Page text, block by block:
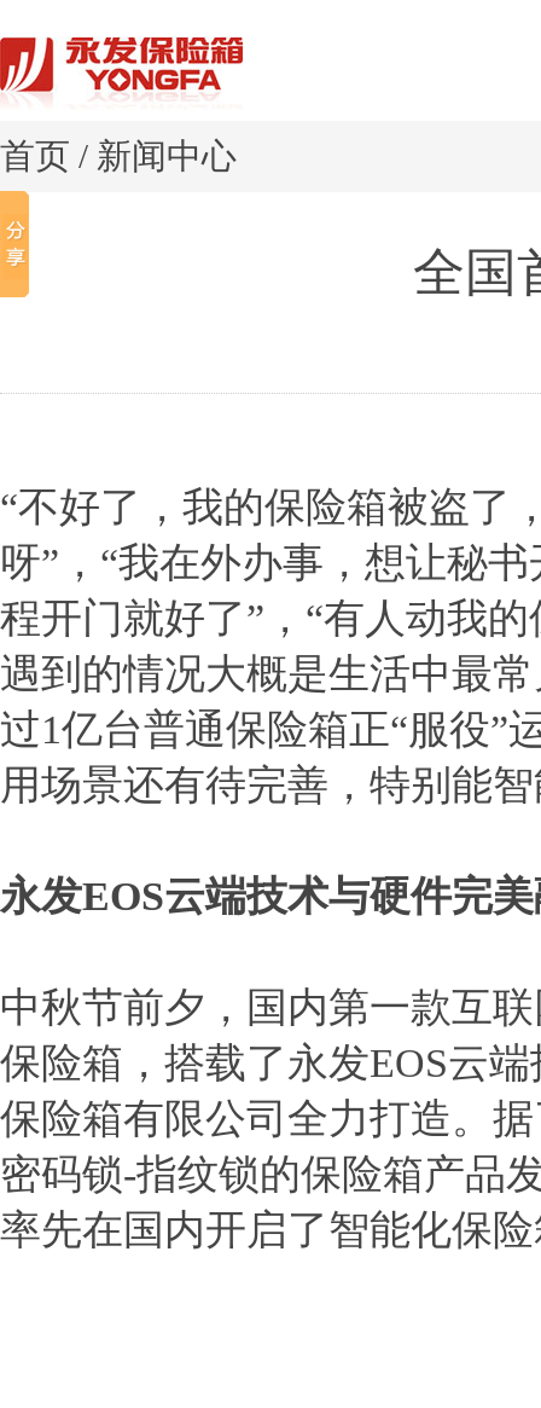
首页 / 新闻中心
全国
“不好了，我的保险箱被盗了
呀”，“我在外办事，想让秘
程开门就好了”，“有人动我
遇到的情况大概是生活中最
过1亿台普通保险箱正“服役”
用场景还有待完善，特别能
永发EOS云端技术与硬件完
中秋节前夕，国内第一款互
保险箱，搭载了永发EOS云
保险箱有限公司全力打造。
密码锁-指纹锁的保险箱产品
率先在国内开启了智能化保